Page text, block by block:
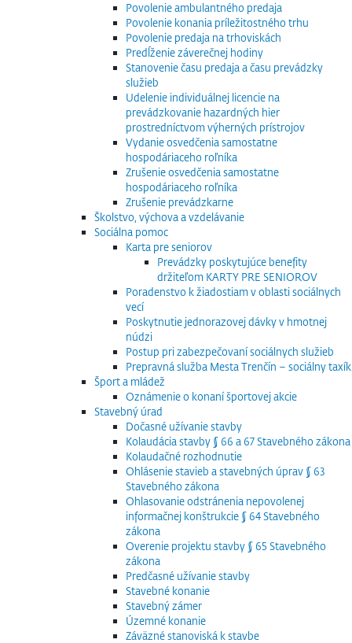
Povolenie ambulantného predaja
Povolenie konania príležitostného trhu
Povolenie predaja na trhoviskách
Predĺženie záverečnej hodiny
Stanovenie času predaja a času prevádzky
služieb
Udelenie individuálnej licencie na
prevádzkovanie hazardných hier
prostredníctvom výherných prístrojov
Vydanie osvedčenia samostatne
hospodáriaceho roľníka
Zrušenie osvedčenia samostatne
hospodáriaceho roľníka
Zrušenie prevádzkarne
Školstvo, výchova a vzdelávanie
Sociálna pomoc
Karta pre seniorov
Prevádzky poskytujúce benefity
držiteľom KARTY PRE SENIOROV
Poradenstvo k žiadostiam v oblasti sociálnych
vecí
Poskytnutie jednorazovej dávky v hmotnej
núdzi
Postup pri zabezpečovaní sociálnych služieb
Prepravná služba Mesta Trenčín – sociálny taxík
Šport a mládež
Oznámenie o konaní športovej akcie
Stavebný úrad
Dočasné užívanie stavby
Kolaudácia stavby § 66 a 67 Stavebného zákona
Kolaudačné rozhodnutie
Ohlásenie stavieb a stavebných úprav § 63
Stavebného zákona
Ohlasovanie odstránenia nepovolenej
informačnej konštrukcie § 64 Stavebného
zákona
Overenie projektu stavby § 65 Stavebného
zákona
Predčasné užívanie stavby
Stavebné konanie
Stavebný zámer
Územné konanie
Záväzné stanoviská k stavbe